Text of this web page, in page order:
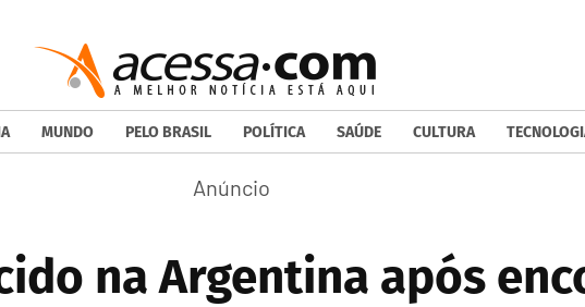
MUNDO PELO BRASIL POLÍTICA SAÚDE CULTURA
na Argentina após